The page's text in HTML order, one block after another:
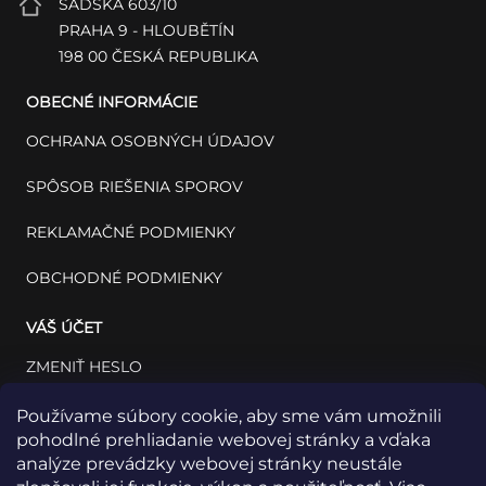
Používame súbory cookie, aby sme vám umožnili
pohodlné prehliadanie webovej stránky a vďaka
analýze prevádzky webovej stránky neustále
SADSKÁ 603/10
PRAHA 9 - HLOUBĚTÍN
198 00 ČESKÁ REPUBLIKA
OBECNÉ INFORMÁCIE
OCHRANA OSOBNÝCH ÚDAJOV
SPÔSOB RIEŠENIA SPOROV
REKLAMAČNÉ PODMIENKY
OBCHODNÉ PODMIENKY
VÁŠ ÚČET
ZMENIŤ HESLO
VÁŠ PROFIL
VAŠE OBJEDNÁVKY